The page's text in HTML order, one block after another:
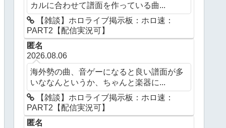
カルに合わせて譜面を作っている曲...
【雑談】ホロライブ掲示板：ホロ速：
PART2【配信実況可】
匿名
2026.08.06
海外勢の曲、音ゲーになると良い譜面が多
いななんというか、ちゃんと楽器に...
【雑談】ホロライブ掲示板：ホロ速：
PART2【配信実況可】
匿名